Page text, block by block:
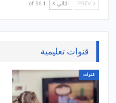
التالي 1 of 96
قنوات تعليمية
قنوات